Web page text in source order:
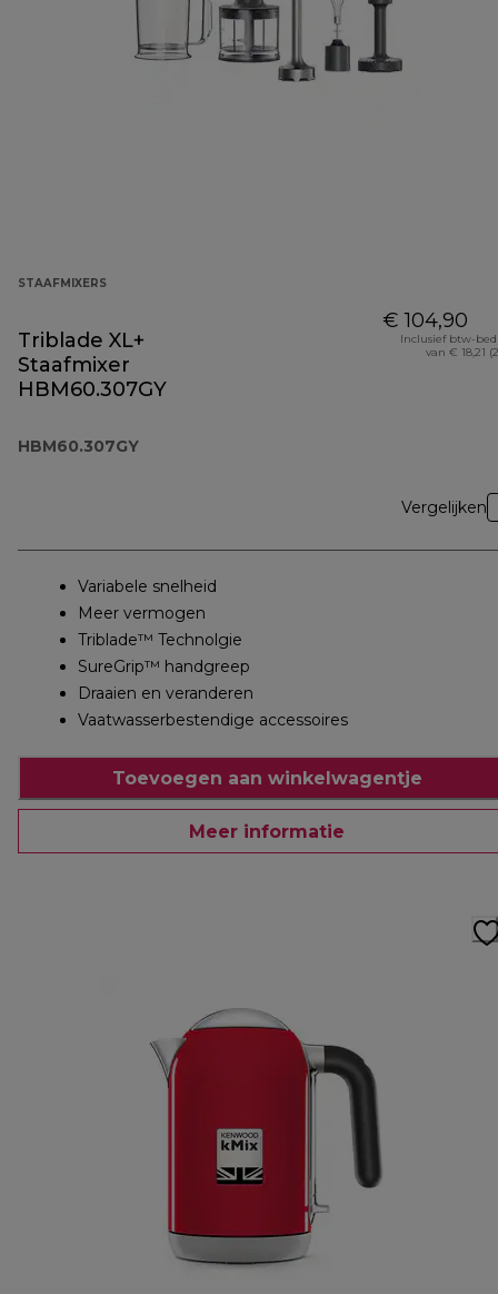
STAAFMIXERS
Triblade XL+
Staafmixer
HBM60.307GY
HBM60.307GY
€ 104,90
Inclusief btw-
van € 18,21
Vergelijken
Variabele snelheid
Meer vermogen
Triblade™ Technolgie
SureGrip™ handgreep
Draaien en veranderen
Vaatwasserbestendige accessoires
Toevoegen aan winkelwagentje
Meer informatie